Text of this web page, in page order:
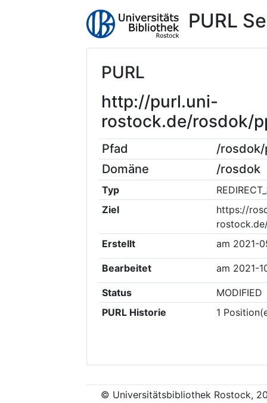
PURL
PURL
http://purl.uni-
rostock.de/rosdok/
Pfad
/
Domäne
/rosdok
Typ
Ziel
https://
Erstellt
am 2021-
Bearbeitet am 2021-
Status
MODIFIED
PURL Historie
1
© Universitätsbibliothek Rostock,